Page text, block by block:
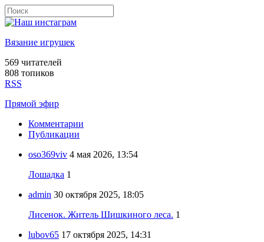
Вязание игрушек
569 читателей
808 топиков
RSS
Прямой эфир
Комментарии
Публикации
oso369viv 4 мая 2026, 13:54
Лошадка 1
admin 30 октября 2025, 18:05
Лисенок. Житель Шишкиного леса. 1
lubov65 17 октября 2025, 14:31